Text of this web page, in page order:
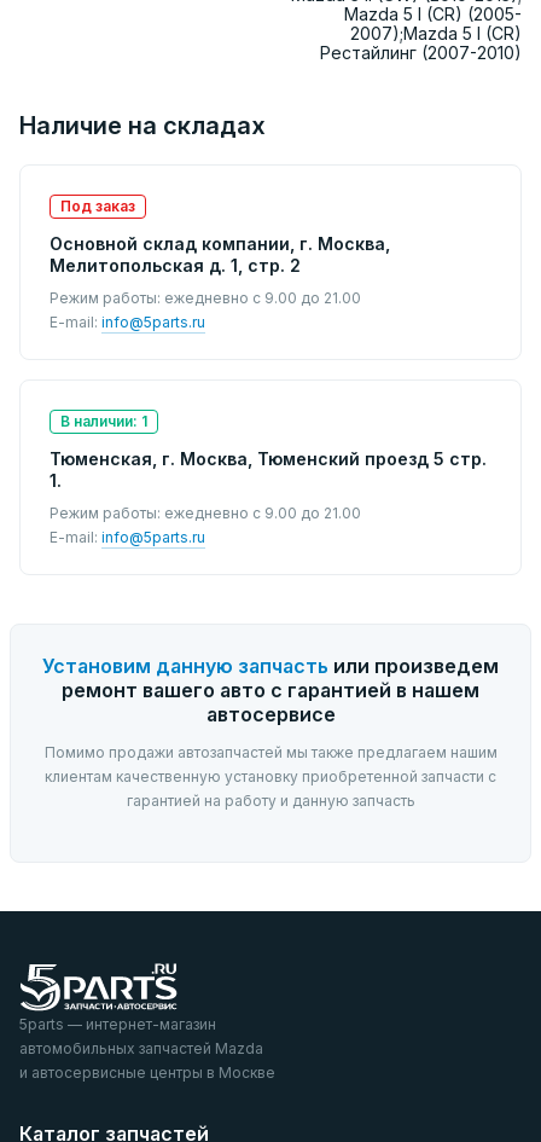
Mazda 5 I (CR) (2005-
2007);Mazda 5 I (CR)
Рестайлинг (2007-2010)
Наличие на складах
Под заказ
Основной склад компании, г. Москва,
Мелитопольская д. 1, стр. 2
Режим работы: ежедневно с 9.00 до 21.00
E-mail: info@5parts.ru
В наличии: 1
Тюменская, г. Москва, Тюменский проезд 5 стр.
1.
Режим работы: ежедневно с 9.00 до 21.00
E-mail: info@5parts.ru
Установим данную запчасть или произведем
ремонт вашего авто с гарантией в нашем
автосервисе
Помимо продажи автозапчастей мы также предлагаем нашим
клиентам качественную установку приобретенной запчасти с
гарантией на работу и данную запчасть
5parts — интернет-магазин
автомобильных запчастей Mazda
и автосервисные центры в Москве
Каталог запчастей